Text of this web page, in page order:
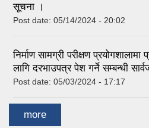
सूचना ।
Post date: 05/14/2024 - 20:02
निर्माण सामग्री परीक्षण
लागि दरभाउपत्र पेश गर्ने सम्बन्धी
Post date: 05/03/2024 - 17:17
more